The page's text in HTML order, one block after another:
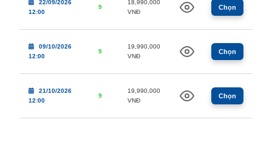
22/09/2026
12:00
9
18,990,000
VNĐ
Chọn
09/10/2026
12:00
9
19,990,000
VNĐ
Chọn
21/10/2026
12:00
9
19,990,000
VNĐ
Chọn